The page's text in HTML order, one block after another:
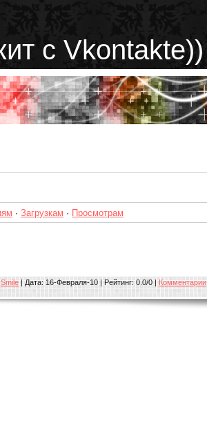
с Vkontakte))
· Загрузкам · Просмотрам
Smile | Дата: 16-Февраля-10 | Рейтинг: 0.0/0 | Комментарии